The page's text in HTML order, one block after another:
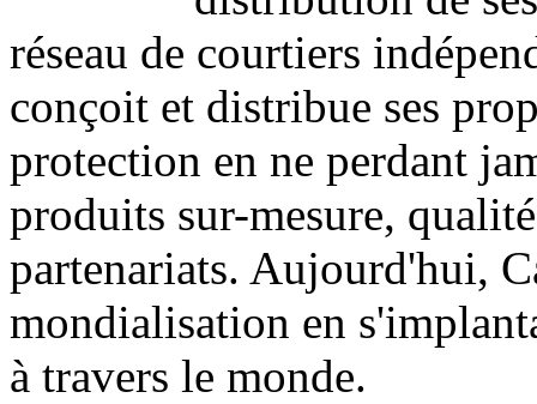
réseau de courtiers
conçoit et distribue ses
protection en ne perdant
produits sur-mesure,
partenariats. Aujourd'hui,
mondialisation en
à travers le monde.